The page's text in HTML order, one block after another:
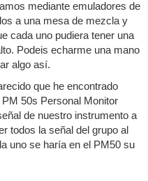
mediante emuladores de
a una mesa de mezcla y
cada uno pudiera tener una
Podeis echarme una mano
algo así.
que he encontrado
50s Personal Monitor
de nuestro instrumento a
todos la señal del grupo al
uno se haría en el PM50 su